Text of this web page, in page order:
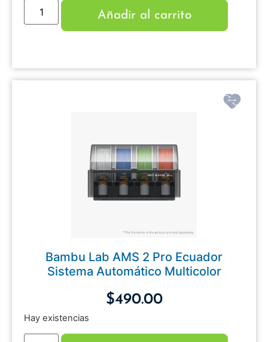
Añadir al carrito
Bambu Lab AMS 2 Pro Ecuador
Sistema Automático Multicolor
$490.00
Hay existencias